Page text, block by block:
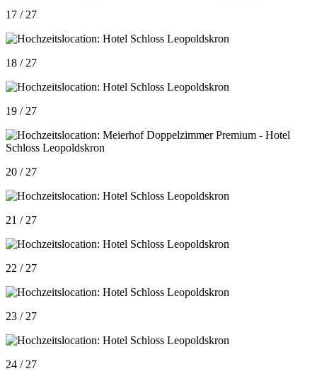
17 / 27
18 / 27
19 / 27
20 / 27
21 / 27
22 / 27
23 / 27
24 / 27